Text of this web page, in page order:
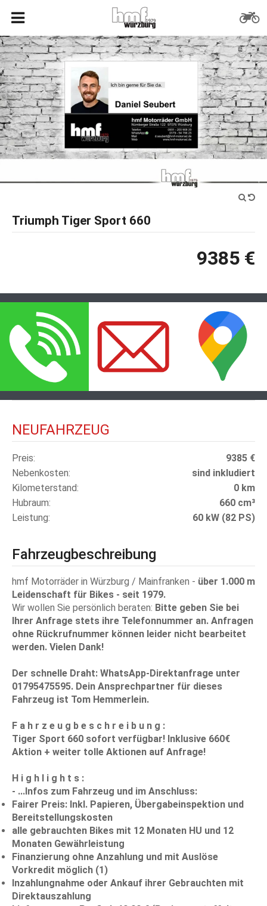
Triumph Tiger Sport 660
9385 €
NEUFAHRZEUG
Preis
9385 €
Nebenkosten
sind inkludiert
Kilometerstand
0 km
Hubraum
660 cm³
Leistung
60 kW (82 PS)
Fahrzeugbeschreibung
hmf Motorräder in Würzburg / Mainfranken - über 1.000 m
Leidenschaft für Bikes - seit 1979.
Wir wollen Sie persönlich beraten: Bitte geben Sie bei
Ihrer Anfrage stets ihre Telefonnummer an. Anfragen
ohne Rückrufnummer können leider nicht bearbeitet
werden. Vielen Dank!
Der schnelle Draht: WhatsApp-Direktanfrage unter
01795475595. Dein Ansprechpartner für dieses
Fahrzeug ist Tom Hemmerlein.
F a h r z e u g b e s c h r e i b u n g :
Tiger Sport 660 sofort verfügbar! Inklusive 660€
Aktion + weiter tolle Aktionen auf Anfrage!
H i g h l i g h t s :
- ...Infos zum Fahrzeug und im Anschluss:
Fairer Preis: Inkl. Papieren, Übergabeinspektion und
Bereitstellungskosten
alle gebrauchten Bikes mit 12 Monaten HU und 12
Monaten Gewährleistung
Finanzierung ohne Anzahlung und mit Auslöse
Vorkredit möglich (1)
Inzahlungnahme oder Ankauf ihrer Gebrauchten mit
Direktauszahlung